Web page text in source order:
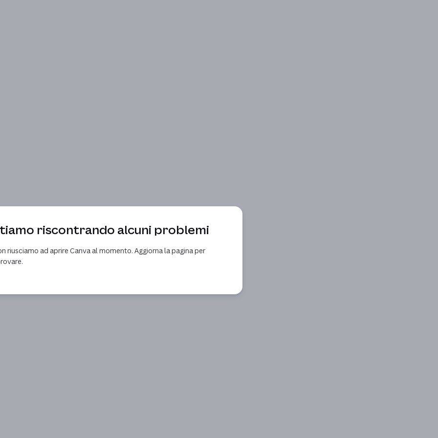
riscontrando alcuni problemi
riusciamo ad aprire Canva al momento. Aggiorna la pagina per